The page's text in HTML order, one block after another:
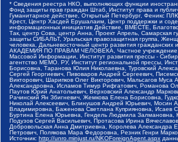
* Сведения реестра НКО, выполняющих функции
Фонд защиты прав граждан Штаб, Институт права и
Гуманитарное действие, Открытый Петербург, Феникс
Крест, Центр Хасдей Ерушалаим, Центр поддержки и
информационных инициатив Действие, ВМЕСТЕ,
Так, центр Сова, центр Анна, Проект Апрель,
защиты СИБАЛЬТ, Уральская правозащитная группа,
человека, Дальневосточный центр развития
АКАДЕМИЯ ПО ПРАВАМ ЧЕЛОВЕКА, Частное учреждение
Массовой Информации, Институт развития прессы -
агентство МЕМО. РУ, Институт региональной прессы,
Борисовна, Таранова Юлия Николаевна, Туровский
Сергей Георгиевич, Пивоваров Андрей Сергеевич,
Викторович, Шарипков Олег Викторович, Мальсагов
Александровна, Исламов Тимур Рифгатович, Романова
Паутов Юрий Анатольевич, Верховский Александр
Рачинский Ян Збигневич, Жемкова Елена Борисовна,
Николай Алексеевич, Блинушов Андрей Юрьевич, Мосин
Владимировна, Баженова Светлана Куприяновна, Исаев
Буртина Елена Юрьевна, Гендель Людмила Залмановна,
Подузов Сергей Васильевич, Протасова Ирина
Добровольская Анна Дмитриевна, Королева
Петрович, Полякова Мара Федоровна, Резник Генри
Источник: http://unro.minjust.ru/NKOForeignAgent.aspx